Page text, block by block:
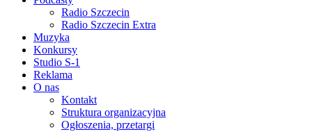
Radio Szczecin
Radio Szczecin Extra
Muzyka
Konkursy
Studio S-1
Reklama
O nas
Kontakt
Struktura organizacyjna
Ogłoszenia, przetargi